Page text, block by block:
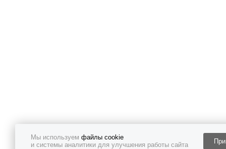
Мы используем файлы cookie
и системы аналитики для улучшения работы сайта